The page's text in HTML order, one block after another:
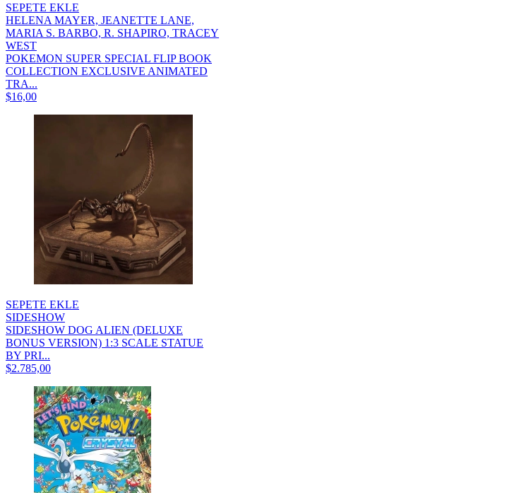
SEPETE EKLE
HELENA MAYER, JEANETTE LANE,
MARIA S. BARBO, R. SHAPIRO, TRACEY
WEST
POKEMON SUPER SPECIAL FLIP BOOK
COLLECTION EXCLUSIVE ANIMATED
TRA...
$16,00
SEPETE EKLE
SIDESHOW
SIDESHOW DOG ALIEN (DELUXE
BONUS VERSION) 1:3 SCALE STATUE
BY PRI...
$2.785,00